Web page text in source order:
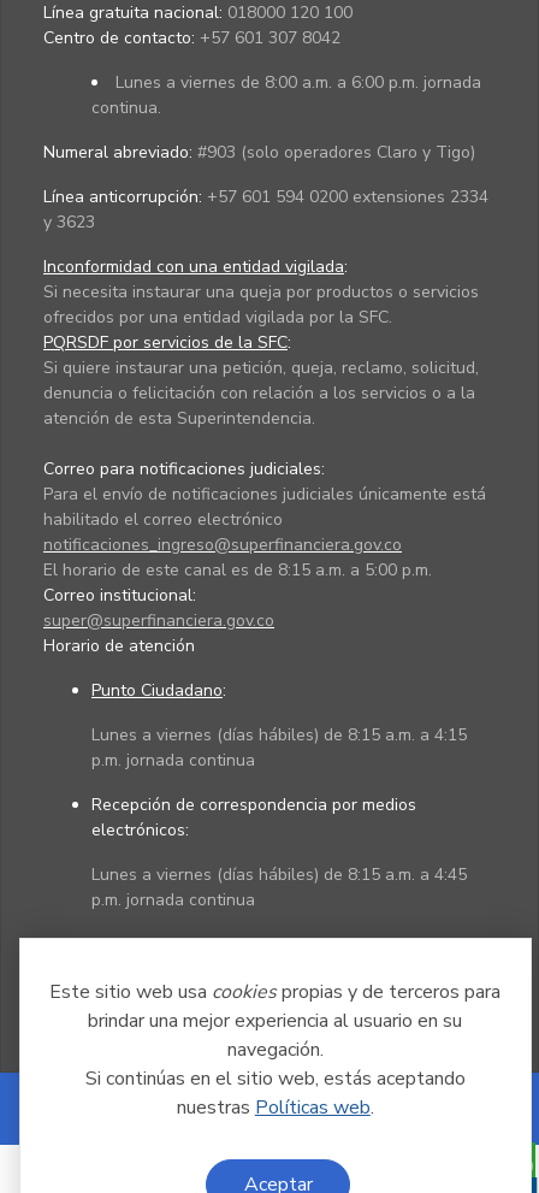
Este sitio web usa cookiespropias y de terceros para
brindar una mejor experiencia al usuario en su
navegación.
Si continúas en el sitio web, estás aceptando
nuestras Políticas web.
Aceptar
Línea gratuita nacional: 018000 120 100
Centro de contacto: +57 601 307 8042
Lunes a viernes de 8:00 a.m. a 6:00 p.m. jornada
continua.
Numeral abreviado: #903 (solo operadores Claro y Tigo)
Línea anticorrupción: +57 601 594 0200 extensiones 2334
y 3623
Inconformidad con una entidad vigilada:
Si necesita instaurar una queja por productos o servicios
ofrecidos por una entidad vigilada por la SFC.
PQRSDF por servicios de la SFC:
Si quiere instaurar una petición, queja, reclamo, solicitud,
denuncia o felicitación con relación a los servicios o a la
atención de esta Superintendencia.
Correo para notificaciones judiciales:
Para el envío de notificaciones judiciales únicamente está
habilitado el correo electrónico
notificaciones_ingreso@superfinanciera.gov.co
El horario de este canal es de 8:15 a.m. a 5:00 p.m.
Correo institucional:
super@superfinanciera.gov.co
Horario de atención
Punto Ciudadano:
Lunes a viernes (días hábiles) de 8:15 a.m. a 4:15
p.m. jornada continua
Recepción de correspondencia por medios
electrónicos:
Lunes a viernes (días hábiles) de 8:15 a.m. a 4:45
p.m. jornada continua
Powered by Nexura